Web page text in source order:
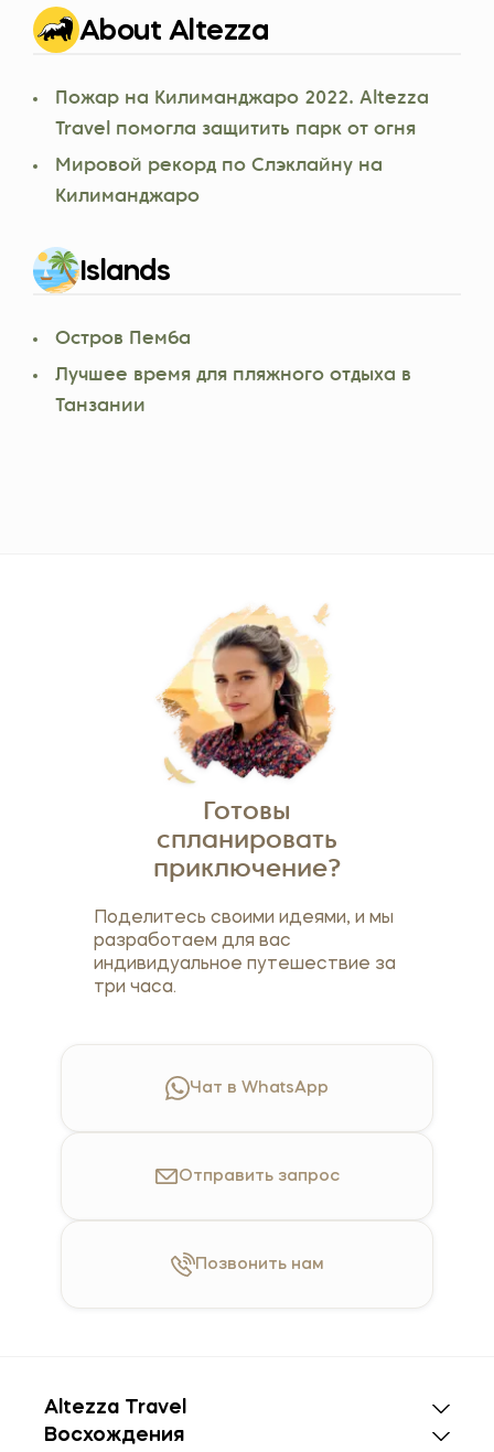
About Altezza
Пожар на Килиманджаро 2022. Altezza
Travel помогла защитить парк от огня
Мировой рекорд по Слэклайну на
Килиманджаро
Islands
Остров Пемба
Лучшее время для пляжного отдыха в
Танзании
Готовы
спланировать
приключение?
Поделитесь своими идеями, и мы
разработаем для вас
индивидуальное путешествие за
три часа.
Чат в WhatsApp
Отправить запрос
Позвонитьнам
Altezza Travel
Восхождения